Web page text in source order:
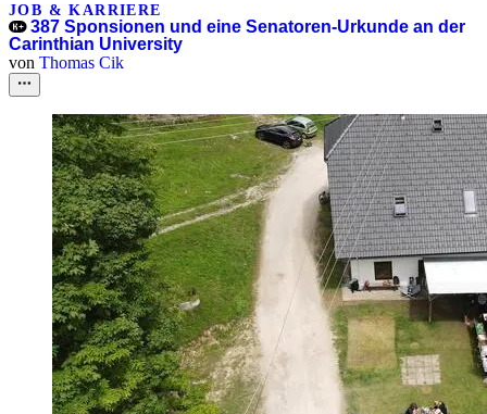
JOB & KARRIERE
387 Sponsionen und eine Senatoren-Urkunde an der
Carinthian University
von Thomas Cik